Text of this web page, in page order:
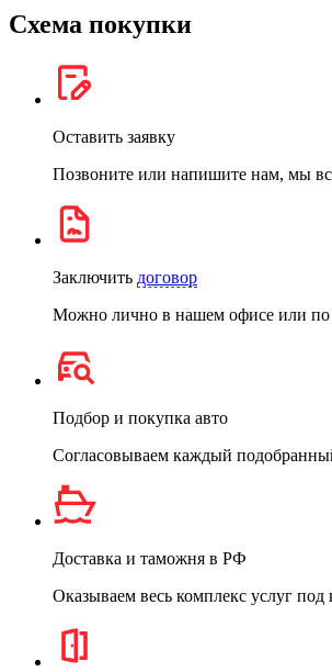
Схема покупки
Оставить заявку
Позвоните или напишите нам, мы
Заключить договор
Можно лично в нашем офисе или по
Подбор и покупка авто
Согласовываем каждый
Доставка и таможня в РФ
Оказываем весь комплекс услуг под